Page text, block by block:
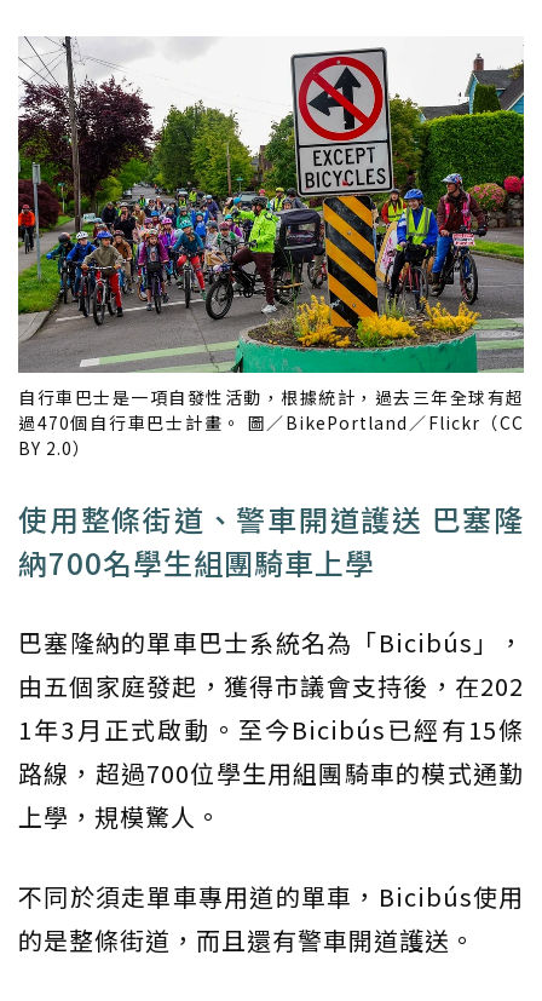
自行車巴士是一項自發性活動，根據統計，過去三年全球有超
過470個自行車巴士計畫。 圖／BikePortland／Flickr（CC
BY 2.0）
使用整條街道、警車開道護送 巴塞隆
納700名學生組團騎車上學
巴塞隆納的單車巴士系統名為「Bicibús」，
由五個家庭發起，獲得市議會支持後，在202
1年3月正式啟動。至今Bicibús已經有15條
路線，超過700位學生用組團騎車的模式通勤
上學，規模驚人。
不同於須走單車專用道的單車，Bicibús使用
的是整條街道，而且還有警車開道護送。